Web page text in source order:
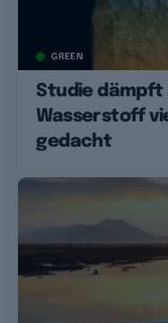
GREEN
Studie dämpft
Wasserstoff
gedacht